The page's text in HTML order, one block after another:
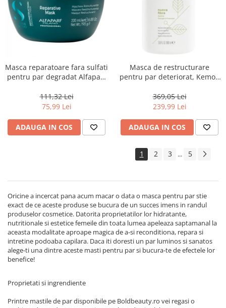
Masca reparatoare fara sulfati
pentru par degradat Alfaparf
Reconstruction, 200 ml
111,32 Lei
75,99 Lei
ADAUGA IN COS
Masca de restructurare
pentru par deteriorat, Kemon
369,05 Lei
239,99 Lei
ADAUGA IN COS
1 2 3 ... 5
Oricine a incercat pana acum macar o data o masca pentru par stie
exact de ce aceste produse se bucura de un succes imens in randul
produselor cosmetice. Datorita proprietatilor lor hidratante,
nutritionale si estetice femeile din toata lumea apeleaza saptamanal la
aceasta modalitate aproape magica de a-si reconditiona, repara si
intretine podoaba capilara. Daca iti doresti un par luminos si sanatos
alege-ti una dintre aceste masti pentru par si bucura-te de efectele lor
benefice!
Proprietati si ingrendiente
Printre mastile de par disponibile pe Boldbeauty.ro vei regasi o